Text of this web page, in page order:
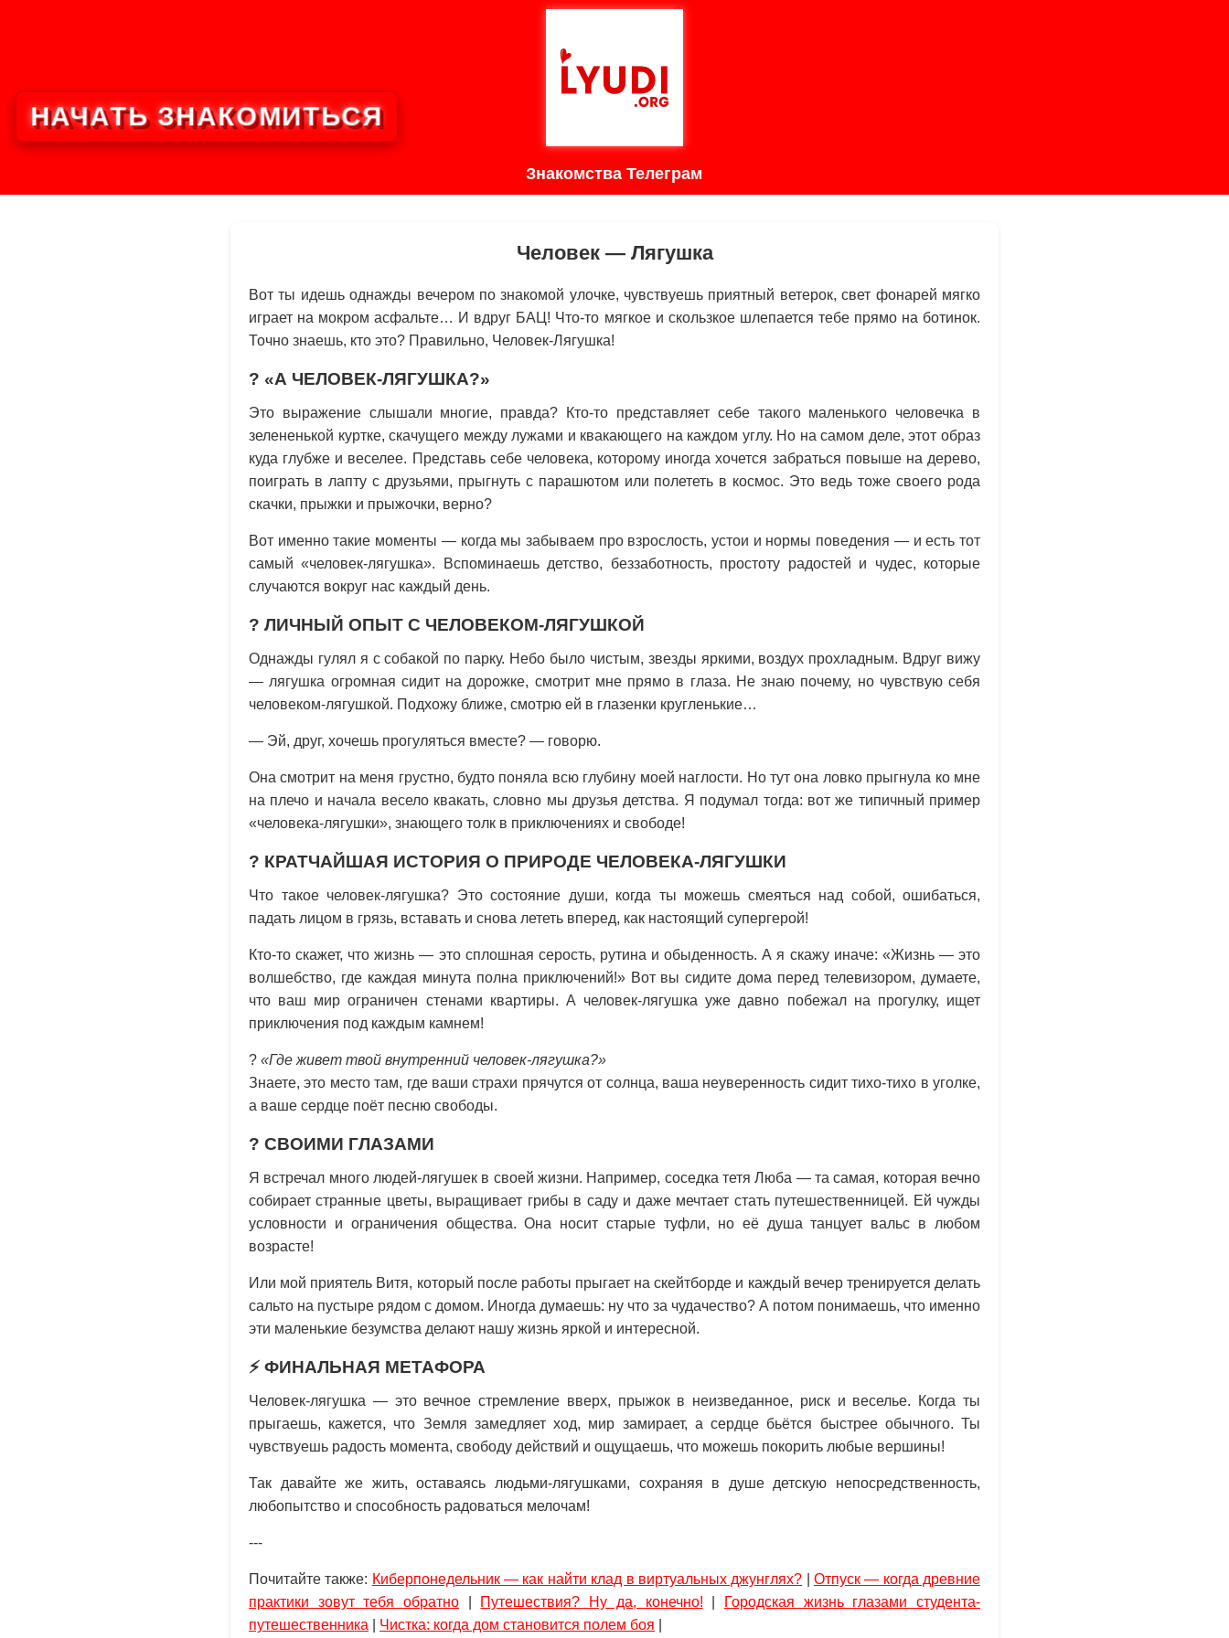
Знакомства Телеграм
Человек — Лягушка
Вот ты идешь однажды вечером по знакомой улочке, чувствуешь приятный ветерок, свет фонарей мягко
играет на мокром асфальте… И вдруг БАЦ! Что-то мягкое и скользкое шлепается тебе прямо на ботинок.
Точно знаешь, кто это? Правильно, Человек-Лягушка!
? «А ЧЕЛОВЕК-ЛЯГУШКА?»
Это выражение слышали многие, правда? Кто-то представляет себе такого маленького человечка в
зелененькой куртке, скачущего между лужами и квакающего на каждом углу. Но на самом деле, этот образ
куда глубже и веселее. Представь себе человека, которому иногда хочется забраться повыше на дерево,
поиграть в лапту с друзьями, прыгнуть с парашютом или полететь в космос. Это ведь тоже своего рода
скачки, прыжки и прыжочки, верно?
Вот именно такие моменты — когда мы забываем про взрослость, устои и нормы поведения — и есть тот
самый «человек-лягушка». Вспоминаешь детство, беззаботность, простоту радостей и чудес, которые
случаются вокруг нас каждый день.
? ЛИЧНЫЙ ОПЫТ С ЧЕЛОВЕКОМ-ЛЯГУШКОЙ
Однажды гулял я с собакой по парку. Небо было чистым, звезды яркими, воздух прохладным. Вдруг вижу
— лягушка огромная сидит на дорожке, смотрит мне прямо в глаза. Не знаю почему, но чувствую себя
человеком-лягушкой. Подхожу ближе, смотрю ей в глазенки кругленькие…
— Эй, друг, хочешь прогуляться вместе? — говорю.
Она смотрит на меня грустно, будто поняла всю глубину моей наглости. Но тут она ловко прыгнула ко мне
на плечо и начала весело квакать, словно мы друзья детства. Я подумал тогда: вот же типичный пример
«человека-лягушки», знающего толк в приключениях и свободе!
? КРАТЧАЙШАЯ ИСТОРИЯ О ПРИРОДЕ ЧЕЛОВЕКА-ЛЯГУШКИ
Что такое человек-лягушка? Это состояние души, когда ты можешь смеяться над собой, ошибаться,
падать лицом в грязь, вставать и снова лететь вперед, как настоящий супергерой!
Кто-то скажет, что жизнь — это сплошная серость, рутина и обыденность. А я скажу иначе: «Жизнь — это
волшебство, где каждая минута полна приключений!» Вот вы сидите дома перед телевизором, думаете,
что ваш мир ограничен стенами квартиры. А человек-лягушка уже давно побежал на прогулку, ищет
приключения под каждым камнем!
? «Где живет твой внутренний человек-лягушка?»
Знаете, это место там, где ваши страхи прячутся от солнца, ваша неуверенность сидит тихо-тихо в уголке,
а ваше сердце поёт песню свободы.
? СВОИМИ ГЛАЗАМИ
Я встречал много людей-лягушек в своей жизни. Например, соседка тетя Люба — та самая, которая вечно
собирает странные цветы, выращивает грибы в саду и даже мечтает стать путешественницей. Ей чужды
условности и ограничения общества. Она носит старые туфли, но её душа танцует вальс в любом
возрасте!
Или мой приятель Витя, который после работы прыгает на скейтборде и каждый вечер тренируется делать
сальто на пустыре рядом с домом. Иногда думаешь: ну что за чудачество? А потом понимаешь, что именно
эти маленькие безумства делают нашу жизнь яркой и интересной.
⚡ ФИНАЛЬНАЯ МЕТАФОРА
Человек-лягушка — это вечное стремление вверх, прыжок в неизведанное, риск и веселье. Когда ты
прыгаешь, кажется, что Земля замедляет ход, мир замирает, а сердце бьётся быстрее обычного. Ты
чувствуешь радость момента, свободу действий и ощущаешь, что можешь покорить любые вершины!
Так давайте же жить, оставаясь людьми-лягушками, сохраняя в душе детскую непосредственность,
любопытство и способность радоваться мелочам!
---
Почитайте также: Киберпонедельник — как найти клад в виртуальных джунглях?
Отпуск — когда древние
практики зовут тебя обратно
Путешествия? Ну да, конечно!
Городская жизнь глазами студента-
путешественника
Чистка: когда дом становится полем боя
НАЧАТЬ ЗНАКОМИТЬСЯ